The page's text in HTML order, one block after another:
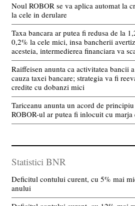
Noul ROBOR se va aplica automat la
la cele in derulare
Taxa bancara ar putea fi redusa de la
0,2% la cele mici, insa bancherii
acesteia, intermedierea financiara va
Raiffeisen anunta ca activitatea bancii
cauza taxei bancare; strategia va fi
credite cu dobanzi mici
Tariceanu anunta un acord de
ROBOR-ul ar putea fi inlocuit cu
Statistici BNR
Deficitul contului curent, cu 5% mai
anului